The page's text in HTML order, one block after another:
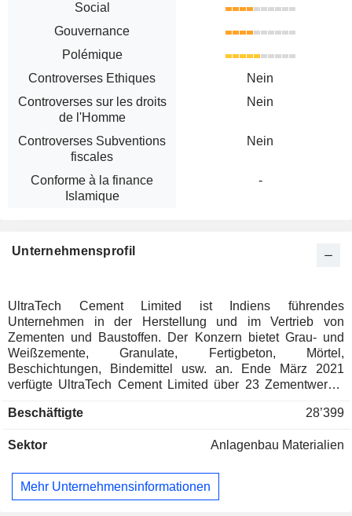
Social
Gouvernance
Polémique
Controverses Ethiques
Nein
Controverses sur les droits
de l'Homme
Nein
Controverses Subventions
fiscales
Nein
Conforme à la finance
Islamique
-
Unternehmensprofil
UltraTech Cement Limited ist Indiens führendes
Unternehmen in der Herstellung und im Vertrieb von
Zementen und Baustoffen. Der Konzern bietet Grau- und
Weißzemente, Granulate, Fertigbeton, Mörtel,
Beschichtungen, Bindemittel usw. an. Ende März 2021
verfügte UltraTech Cement Limited über 23 Zementwerke,
23 in Indien). Auf Indien entfallen 99,3% des Nettoumsatzes.
Beschäftigte 28’399
Sektor Anlagenbau Materialien
Mehr Unternehmensinformationen